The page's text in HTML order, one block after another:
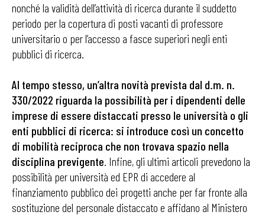
nonché la validità dell’attività di ricerca durante il suddetto
periodo per la copertura di posti vacanti di professore
universitario o per l’accesso a fasce superiori negli enti
pubblici di ricerca.
Al tempo stesso, un’altra novità prevista dal d.m. n.
330/2022 riguarda la possibilità per i dipendenti delle
imprese di essere distaccati presso le università o gli
enti pubblici di ricerca: si introduce così un concetto
di mobilità reciproca che non trovava spazio nella
disciplina previgente. Infine, gli ultimi articoli prevedono la
possibilità per università ed EPR di accedere al
finanziamento pubblico dei progetti anche per far fronte alla
sostituzione del personale distaccato e affidano al Ministero